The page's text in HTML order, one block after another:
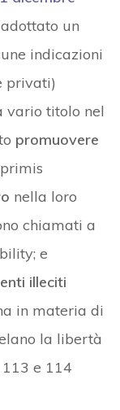
un
indicazioni
privati)
vario titolo nel
promuovere
nella loro
chiamati a
e
illeciti
in materia di
la libertà
e 114